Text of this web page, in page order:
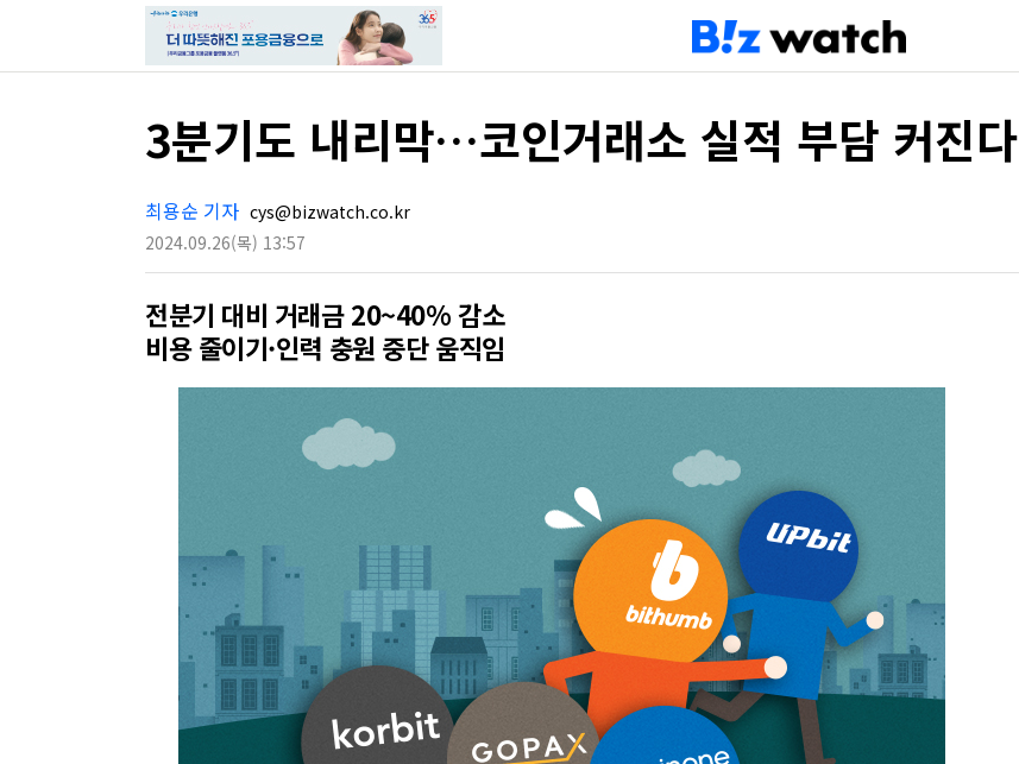
3분기도 내리막…코인거래소 실적 부담 커진다
최용순 기자 cys@bizwatch.co.kr
2024.09.26(목) 13:57
전분기 대비 거래금 20~40% 감소
비용 줄이기·인력 충원 중단 움직임